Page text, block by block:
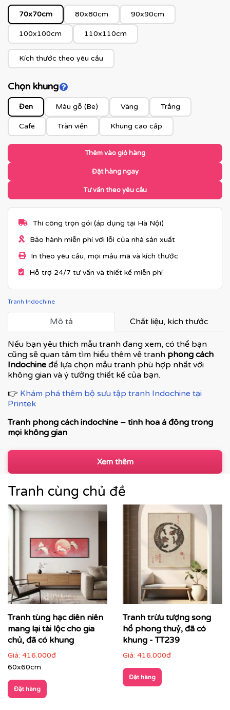
70x70cm 80x80cm 90x90cm
100x100cm 110x110cm
Kích thước theo yêu cầu
Chọn khungClick để xem màu khung
Đen Màu gỗ (Be) Vàng Trắng
Cafe Tràn viền Khung cao cấp
Thêm vào giỏ hàng
Đặt hàng ngay
Tư vấn theo yêu cầu
Thi công trọn gói (áp dụng tại Hà Nội)
Bảo hành miễn phí với lỗi của nhà sản xuất
In theo yêu cầu, mọi mẫu mã và kích thước
Hỗ trợ 24/7 tư vấn và thiết kế miễn phí
Tranh Indochine
Mô tả Chất liệu, kích thước
Nếu bạn yêu thích mẫu tranh đang xem, có thể bạn
cũng sẽ quan tâm tìm hiểu thêm về tranh phong cách
Indochine để lựa chọn mẫu tranh phù hợp nhất với
không gian và ý tưởng thiết kế của bạn.
👉 Khám phá thêm bộ sưu tập tranh Indochine tại
Printek
Tranh phong cách indochine – tinh hoa á đông trong
mọi không gian
Tranh phong cách Indochine là dòng tranh nghệ thuật
kết hợp hài hòa giữa vẻ đẹp cổ điển Á Đông và nét tinh
tế của kiến trúc Pháp thuộc địa. Đây không chỉ là tranh
tế, sự hoài cổ nhưng vẫn sang trọng hiện đại.
Xem thêm
Tranh cùng chủ đề
Tranh tùng hạc diên niên
mang lại tài lộc cho gia
chủ, đã có khung
Giá: 416.000đ
60x60cm
Đặt hàng
Tranh trừu tượng song
hổ phong thuỷ, đã có
khung - TT239
Giá: 416.000đ
Đặt hàng